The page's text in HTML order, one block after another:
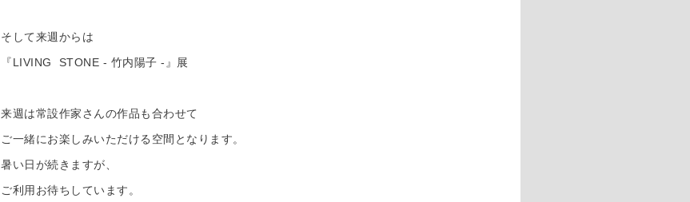
そして来週からは
『LIVING STONE - 竹内陽子 -』展
来週は常設作家さんの作品も合わせて
ご一緒にお楽しみいただける空間となります。
暑い日が続きますが、
ご利用お待ちしています。